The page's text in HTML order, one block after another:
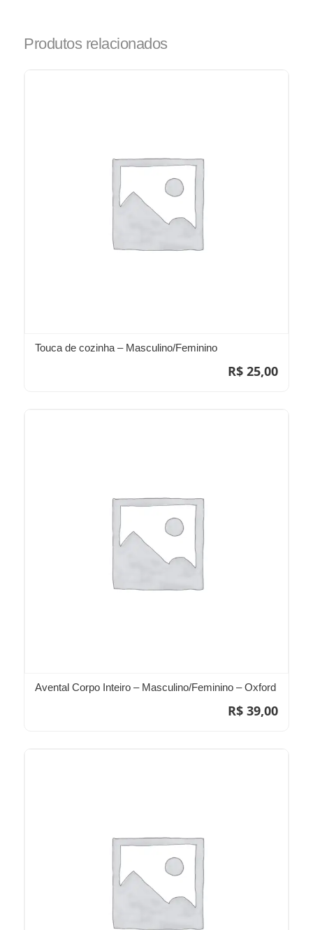
Produtos relacionados
Touca de cozinha – Masculino/Feminino
R$ 25,00
Avental Corpo Inteiro – Masculino/Feminino – Oxford
R$ 39,00